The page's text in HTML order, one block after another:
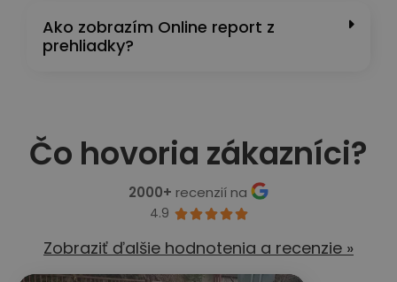
Ako zobrazím Online report z
prehliadky?
Čo hovoria zákazníci?
2000+ recenzií na
4.9 
Zobraziť ďalšie hodnotenia a recenzie »